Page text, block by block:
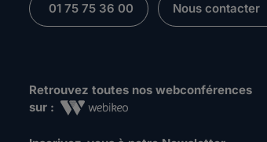
01 75 75 36 00 Nous contacter
Retrouvez toutes nos webconférences
sur :